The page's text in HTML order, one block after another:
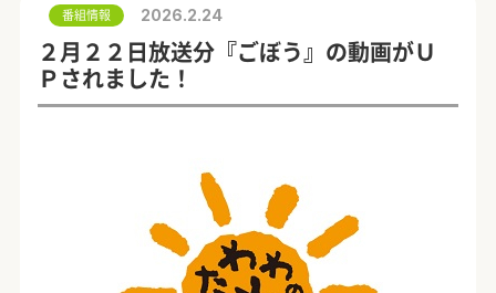
番組情報 2026.2.24
２月２２日放送分『ごぼう』の動画がＵ
Ｐされました！